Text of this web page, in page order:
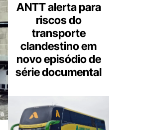
ANTT alerta para
riscos do
transporte
clandestino em
novo episódio de
série documental